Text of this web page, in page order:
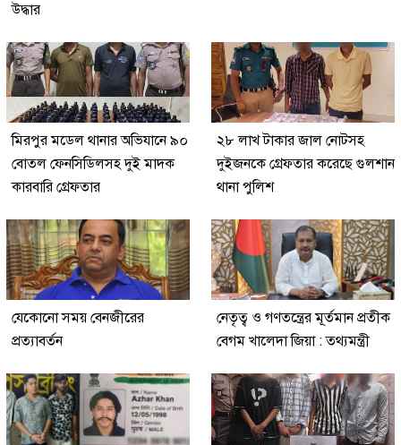
উদ্ধার
মিরপুর মডেল থানার অভিযানে ৯০
বোতল ফেনসিডিলসহ দুই মাদক
কারবারি গ্রেফতার
২৮ লাখ টাকার জাল নোটসহ
দুইজনকে গ্রেফতার করেছে গুলশান
থানা পুলিশ
যেকোনো সময় বেনজীরের
প্রত্যাবর্তন
নেতৃত্ব ও গণতন্ত্রের মূর্তমান প্রতীক
বেগম খালেদা জিয়া : তথ্যমন্ত্রী